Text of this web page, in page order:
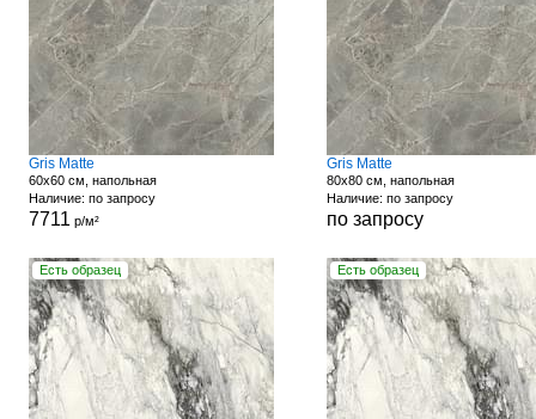
Gris Matte
60x60 см, напольная
Наличие: по запросу
7711 р/м²
Gris Matte
80x80 см, напольная
Наличие: по запросу
по запросу
Есть образец Есть образец